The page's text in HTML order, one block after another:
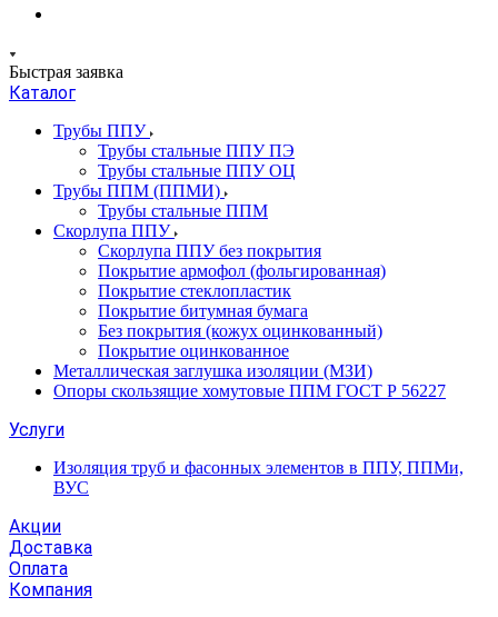
Быстрая заявка
Каталог
Трубы ППУ
Трубы стальные ППУ ПЭ
Трубы стальные ППУ ОЦ
Трубы ППМ (ППМИ)
Трубы стальные ППМ
Скорлупа ППУ
Скорлупа ППУ без покрытия
Покрытие армофол (фольгированная)
Покрытие стеклопластик
Покрытие битумная бумага
Без покрытия (кожух оцинкованный)
Покрытие оцинкованное
Металлическая заглушка изоляции (МЗИ)
Опоры скользящие хомутовые ППМ ГОСТ Р 56227
Услуги
Изоляция труб и фасонных элементов в ППУ, ППМи,
ВУС
Акции
Доставка
Оплата
Компания